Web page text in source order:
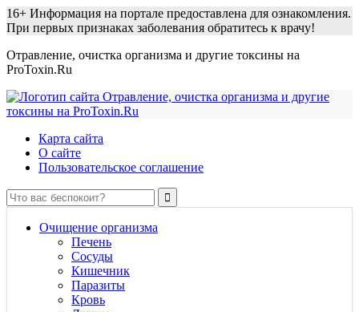
16+ Информация на портале предоставлена для ознакомления.
При первых признаках заболевания обратитесь к врачу!
Отравление, очистка организма и другие токсины на
ProToxin.Ru
Карта сайта
О сайте
Пользовательское соглашение
Очищение организма
Печень
Сосуды
Кишечник
Паразиты
Кровь